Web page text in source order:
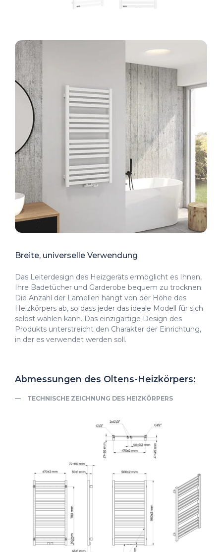
Breite, universelle Verwendung
Das Leiterdesign des Heizgeräts ermöglicht es Ihnen,
Ihre Badetücher und Garderobe bequem zu trocknen.
Die Anzahl der Lamellen hängt von der Höhe des
Heizkörpers ab, so dass jeder das ideale Modell für sich
selbst wählen kann. Das einzigartige Design des
Produkts unterstreicht den Charakter der Einrichtung,
in der es verwendet werden soll.
Abmessungen des Oltens-Heizkörpers:
TECHNISCHE ZEICHNUNG DES HEIZKÖRPERS